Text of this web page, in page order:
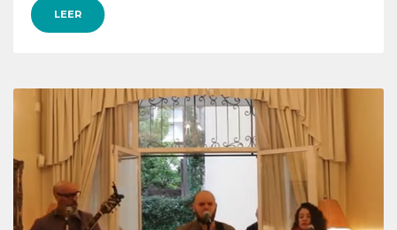
LEER